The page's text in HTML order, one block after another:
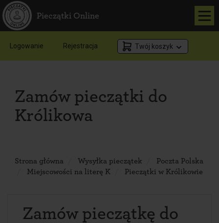
Pieczątki Online
Logowanie Rejestracja Twój koszyk
Zamów pieczątki do
Królikowa
Strona główna Wysyłka pieczątek
Poczta Polska
Miejscowości na literę K
Pieczątki w Królikowie
Zamów pieczątkę do